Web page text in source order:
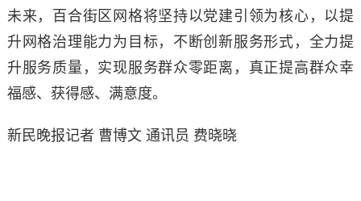
未来，百合街区网格将坚持以党建引领为核心，以提
升网格治理能力为目标，不断创新服务形式，全力提
升服务质量，实现服务群众零距离，真正提高群众幸
福感、获得感、满意度。
新民晚报记者 曹博文 通讯员 费晓晓